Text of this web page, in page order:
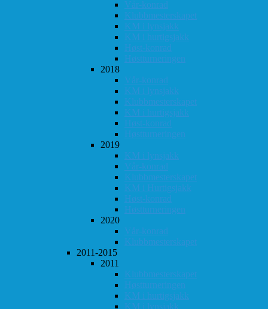
Vår-konrad
Klubbmesterskapet
KM i lynsjakk
KM i hurtigsjakk
Høst-konrad
Høstturneringen
2018
Vår-konrad
KM i lynsjakk
Klubbmesterskapet
KM i hurtigsjakk
Høst-konrad
Høstturneringen
2019
KM i lynsjakk
Vår-konrad
Klubbmesterskapet
KM i Hurtigsjakk
Høst-konrad
Høstturneringen
2020
Vår-konrad
Klubbmesterskapet
2011-2015
2011
Klubbmesterskapet
Høstturneringen
KM i hurtigsjakk
KM i lynsjakk